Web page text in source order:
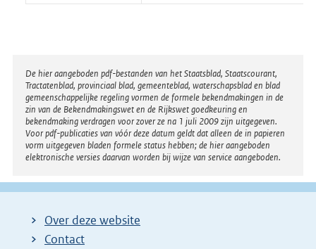
Disclaimer
De hier aangeboden pdf-bestanden van het Staatsblad, Staatscourant,
Tractatenblad, provinciaal blad, gemeenteblad, waterschapsblad en blad
gemeenschappelijke regeling vormen de formele bekendmakingen in de
zin van de Bekendmakingswet en de Rijkswet goedkeuring en
bekendmaking verdragen voor zover ze na 1 juli 2009 zijn uitgegeven.
Voor pdf-publicaties van vóór deze datum geldt dat alleen de in papieren
vorm uitgegeven bladen formele status hebben; de hier aangeboden
elektronische versies daarvan worden bij wijze van service aangeboden.
Over deze website
Contact